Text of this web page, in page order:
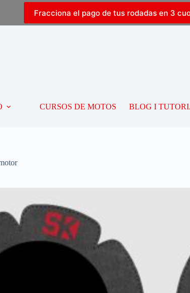
Fracciona el pago de tus rodadas en 3
CURSOS DE MOTOS BLOG I